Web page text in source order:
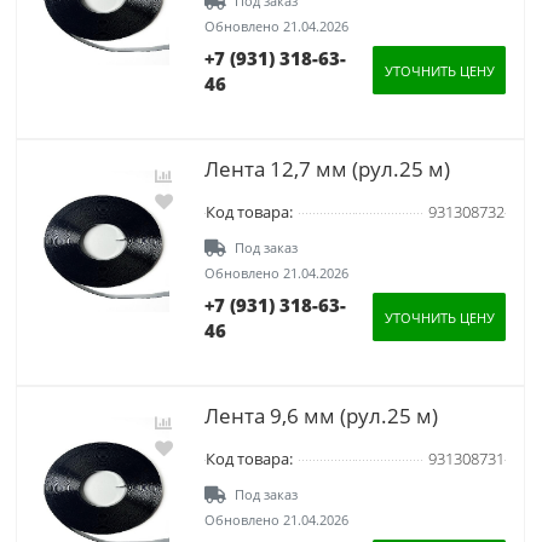
Обновлено 21.04.2026
+7 (931) 318-63-
46
УТОЧНИТЬ ЦЕНУ
Лента 12,7 мм (рул.25 м)
Код товара: 931308732
Под заказ
Обновлено 21.04.2026
+7 (931) 318-63-
46
УТОЧНИТЬ ЦЕНУ
Лента 9,6 мм (рул.25 м)
Код товара: 931308731
Под заказ
Обновлено 21.04.2026